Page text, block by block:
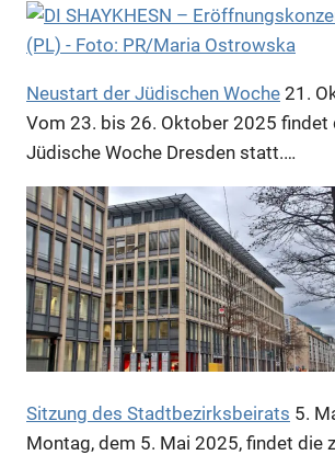
Neustart der Jüdischen Woche 21.
Vom 23. bis 26. Oktober 2025 findet
Jüdische Woche Dresden statt.…
Sitzung des Stadtbezirksbeirats 5.
Montag, dem 5. Mai 2025, findet die